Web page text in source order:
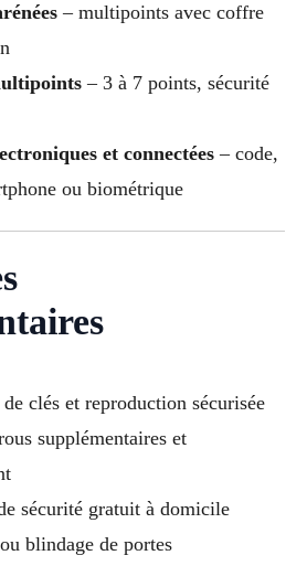
– multipoints avec coffre
– 3 à 7 points, sécurité
et connectées– code,
ou biométrique
clés et reproduction sécurisée
supplémentaires et
sécurité gratuit à domicile
blindage de portes